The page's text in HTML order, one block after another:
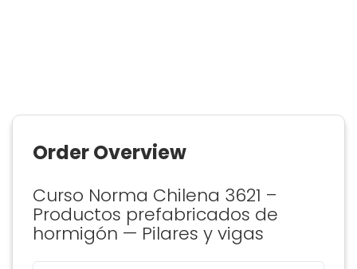
Order Overview
Curso Norma Chilena 3621 –
Productos prefabricados de
hormigón — Pilares y vigas